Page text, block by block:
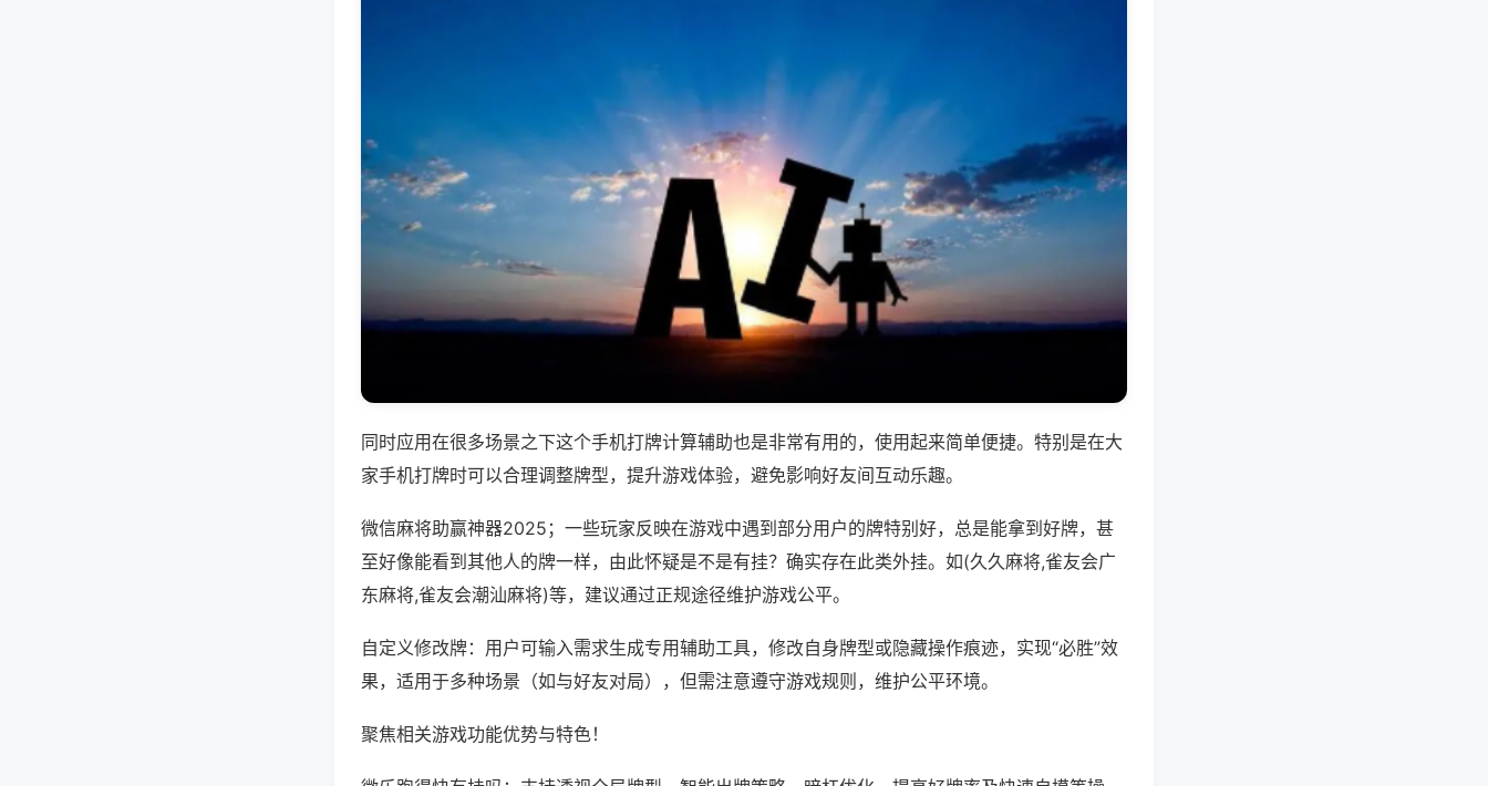
同时应用在很多场景之下这个手机打牌计算辅助也是非常有用的，使用起来简单便捷。特别是在大
家手机打牌时可以合理调整牌型，提升游戏体验，避免影响好友间互动乐趣。
微信麻将助赢神器2025；一些玩家反映在游戏中遇到部分用户的牌特别好，总是能拿到好牌，甚
至好像能看到其他人的牌一样，由此怀疑是不是有挂？确实存在此类外挂。如(久久麻将,雀友会广
东麻将,雀友会潮汕麻将)等，建议通过正规途径维护游戏公平。
自定义修改牌：用户可输入需求生成专用辅助工具，修改自身牌型或隐藏操作痕迹，实现“必胜”效
果，适用于多种场景（如与好友对局），但需注意遵守游戏规则，维护公平环境。
聚焦相关游戏功能优势与特色！